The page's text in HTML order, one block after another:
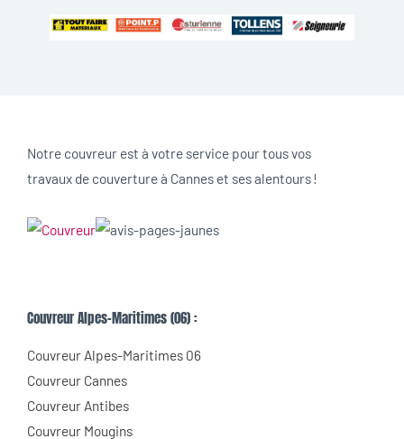
Notre couvreur est à votre service pour tous vos
travaux de couverture à Cannes et ses alentours !
Couvreur Alpes-Maritimes (06) :
Couvreur Alpes-Maritimes 06
Couvreur Cannes
Couvreur Antibes
Couvreur Mougins